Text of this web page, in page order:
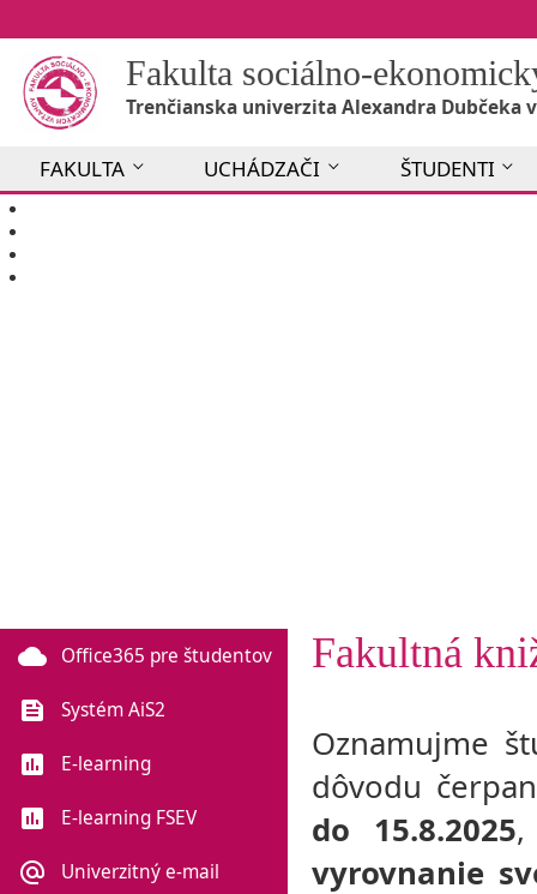
Fakulta sociálno-
Trenčianska univerzita Alexandra Dubčeka
FAKULTA UCHÁDZAČI ŠTUDENTI
Fakultná
Oznamujme
dôvodu
do 15.8.2025
vyrovnanie
cloud Office365 pre študentov
feed Systém AiS2
poll E-learning
poll E-learning FSEV
alternate_email Univerzitný e-mail